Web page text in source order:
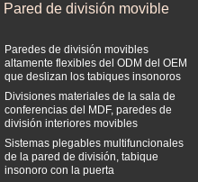
Pared de división movible
Paredes de división movibles
altamente flexibles del ODM del OEM
que deslizan los tabiques insonoros
Divisiones materiales de la sala de
conferencias del MDF, paredes de
división interiores movibles
Sistemas plegables multifuncionales
de la pared de división, tabique
insonoro con la puerta